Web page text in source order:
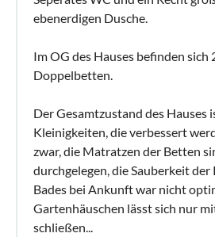
ebenerdigen Dusche.
Im OG des Hauses befinden sich
Doppelbetten.
Der Gesamtzustand des Hauses
Kleinigkeiten, die verbessert
zwar, die Matratzen der Betten
durchgelegen, die Sauberkeit der
Bades bei Ankunft war nicht
Gartenhäuschen lässt sich nur
schließen...